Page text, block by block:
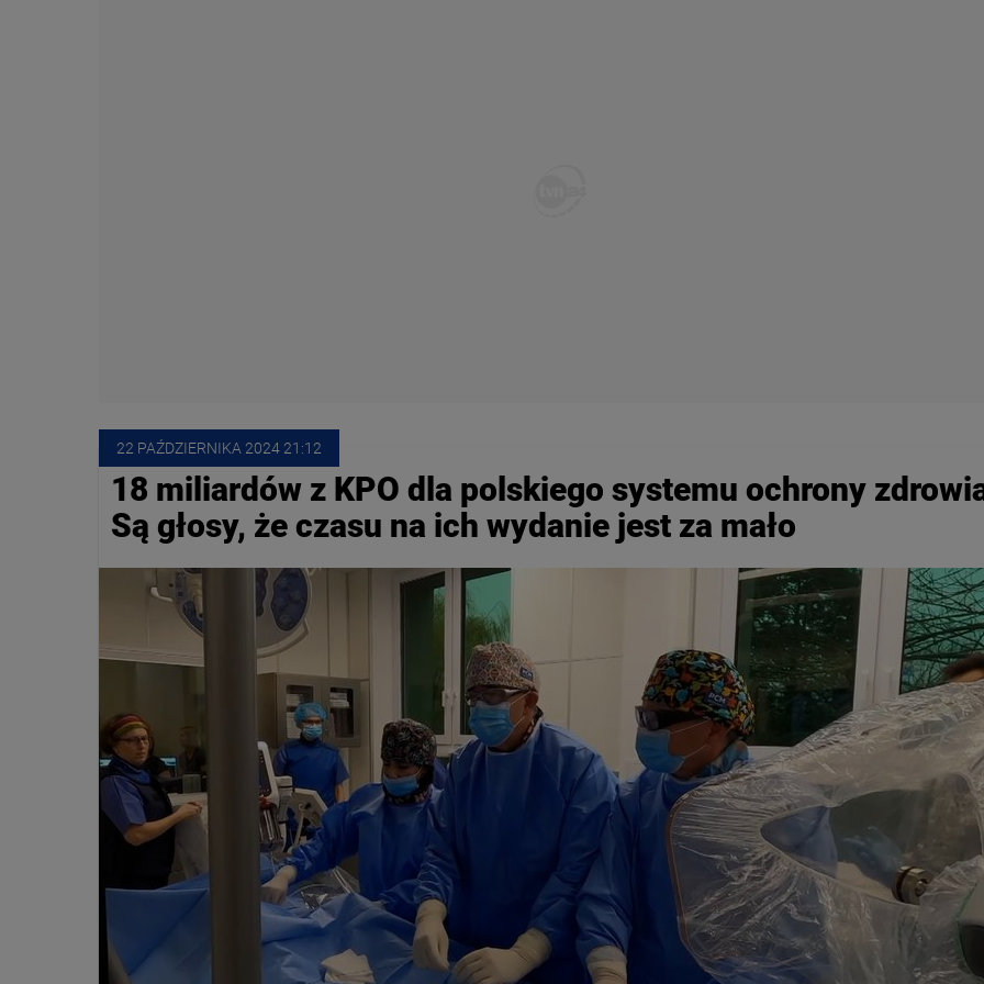
18 miliardów z KPO dla polskiego systemu ochrony
Są głosy, że czasu na ich wydanie jest za mało
22 PAŹDZIERNIKA 2024 21:12